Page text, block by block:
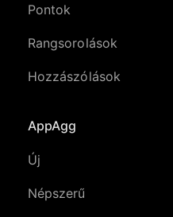
Pontok
Rangsorolások
Hozzászólások
AppAgg
Új
Népszerű